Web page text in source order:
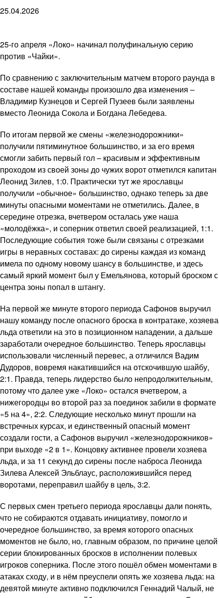
25.04.2026
25-го апреля «Локо» начинал полуфинальную серию
против «Чайки».
По сравнению с заключительным матчем второго раунда в
составе нашей команды произошло два изменения –
Владимир Кузнецов и Сергей Пузеев были заявлены
вместо Леонида Сокола и Богдана Лебедева.
По итогам первой же смены «железнодорожники»
получили пятиминутное большинство, и за его время
смогли забить первый гол – красивым и эффективным
проходом из своей зоны до чужих ворот отметился капитан
Леонид Зилев, 1:0. Практически тут же ярославцы
получили «обычное» большинство, однако теперь за две
минуты опасными моментами не отметились. Далее, в
середине отрезка, вчетвером осталась уже наша
«молодёжка», и соперник ответил своей реализацией, 1:1.
Последующие события тоже были связаны с отрезками
игры в неравных составах: до сирены каждая из команд
имела по одному новому шансу в большинстве, и здесь
самый яркий момент был у Емельянова, который броском с
центра зоны попал в штангу.
На первой же минуте второго периода Сафонов выручил
нашу команду после опасного броска в контратаке, хозяева
льда ответили на это в позиционном нападении, а дальше
заработали очередное большинство. Теперь ярославцы
использовали численный перевес, а отличился Вадим
Дудоров, вовремя накатившийся на отскочившую шайбу,
2:1. Правда, теперь лидерство было непродолжительным,
потому что далее уже «Локо» остался вчетвером, а
нижегородцы во второй раз за поединок забили в формате
«5 на 4», 2:2. Следующие несколько минут прошли на
встречных курсах, и единственный опасный момент
создали гости, а Сафонов выручил «железнодорожников»
при выходе «2 в 1». Концовку активнее провели хозяева
льда, и за 11 секунд до сирены после наброса Леонида
Зилева Алексей Эльблаус, расположившийся перед
воротами, переправил шайбу в цель, 3:2.
С первых смен третьего периода ярославцы дали понять,
что не собираются отдавать инициативу, помогло и
очередное большинство, за время которого опасных
моментов не было, но, главным образом, по причине целой
серии блокированных бросков в исполнении полевых
игроков соперника. После этого пошёл обмен моментами в
атаках сходу, и в нём преуспели опять же хозяева льда: на
девятой минуте активно подключился Геннадий Чалый, не